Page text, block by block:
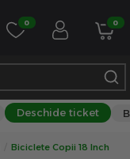
0 0
Deschide ticket
Biciclete Copii 18 Inch